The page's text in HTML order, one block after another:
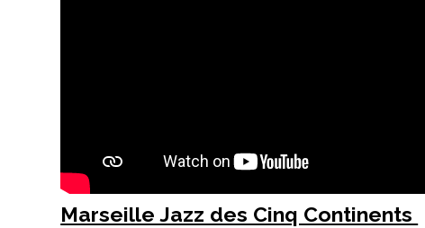
Marseille Jazz des Cinq Continents